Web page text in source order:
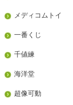
メディコムトイ
一番くじ
千値練
海洋堂
超像可動